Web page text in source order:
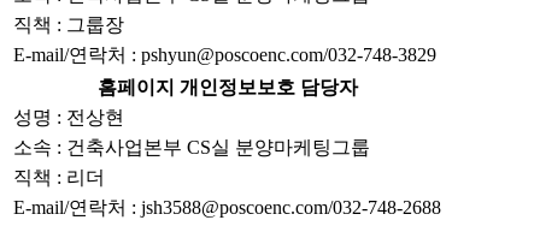
직책 : 그룹장
E-mail/연락처 : pshyun@poscoenc.com/032-748-3829
홈페이지 개인정보보호 담당자
성명 : 전상현
소속 : 건축사업본부 CS실 분양마케팅그룹
직책 : 리더
E-mail/연락처 : jsh3588@poscoenc.com/032-748-2688